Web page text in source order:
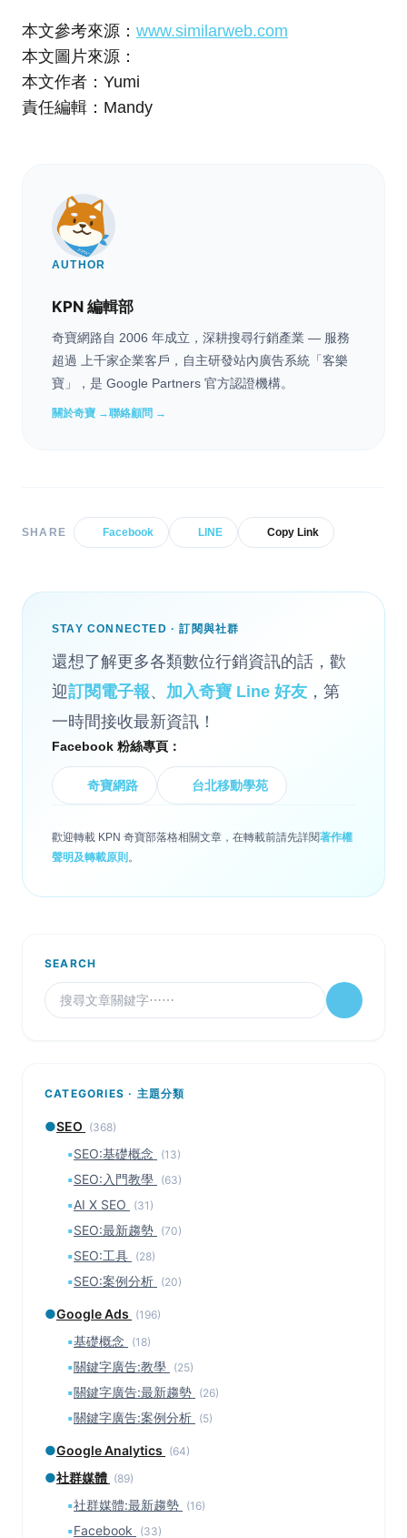
本文參考來源： www.similarweb.com
本文圖片來源：
本文作者：Yumi
責任編輯：Mandy
AUTHOR
KPN 編輯部
奇寶網路自 2006 年成立，深耕搜尋行銷產業 — 服務
超過 上千家企業客戶，自主研發站內廣告系統「客樂
寶」，是 Google Partners 官方認證機構。
關於奇寶 →聯絡顧問 →
SHARE Facebook LINE Copy Link
STAY CONNECTED · 訂閱與社群
還想了解更多各類數位行銷資訊的話，歡
迎訂閱電子報、 加入奇寶 Line 好友 ，第
一時間接收最新資訊！
Facebook 粉絲專頁：
奇寶網路 台北移動學苑
歡迎轉載 KPN 奇寶部落格相關文章，在轉載前請先詳閱著作權
聲明及轉載原則 。
SEARCH
CATEGORIES · 主題分類
●SEO (368)
▪SEO:基礎概念 (13)
▪SEO:入門教學 (63)
▪AI X SEO (31)
▪SEO:最新趨勢 (70)
▪SEO:工具 (28)
▪SEO:案例分析 (20)
●Google Ads (196)
▪基礎概念 (18)
▪關鍵字廣告:教學 (25)
▪關鍵字廣告:最新趨勢 (26)
▪關鍵字廣告:案例分析 (5)
●Google Analytics (64)
●社群媒體 (89)
▪社群媒體:最新趨勢 (16)
▪Facebook (33)